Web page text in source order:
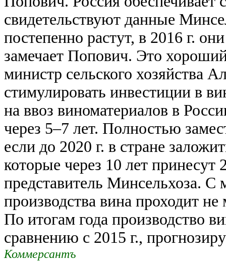
свидетельствуют данные
постепенно растут, в 2016 г.
замечает Попович. Это
министр сельского хозяйства
стимулировать инвестиции в
на ввоз виноматериалов в
через 5–7 лет. Полностью
если до 2020 г. в стране
которые через 10 лет принесут
представитель Минсельхоза. С
производства вина проходит
По итогам года производство
сравнению с 2015 г.,
Коммерсантъ